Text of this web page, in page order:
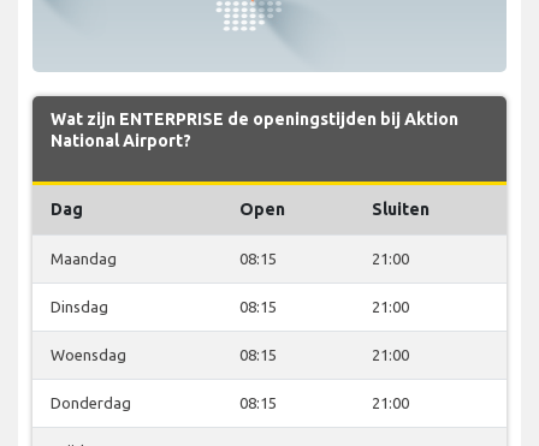
Wat zijn ENTERPRISE de openingstijden bij Aktion
National Airport?
Dag Open Sluiten
Maandag 08:15 21:00
Dinsdag 08:15 21:00
Woensdag 08:15 21:00
Donderdag 08:15 21:00